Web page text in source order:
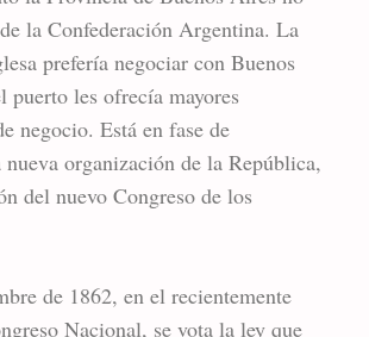
la Confederación Argentina. La
prefería negociar con Buenos
puerto les ofrecía mayores
negocio. Está en fase de
organización de la República,
del nuevo Congreso de los
de 1862, en el recientemente
Nacional, se vota la ley que